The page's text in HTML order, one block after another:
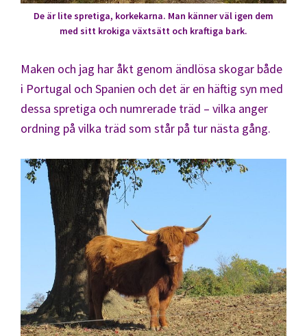
De är lite spretiga, korkekarna. Man känner väl igen dem
med sitt krokiga växtsätt och kraftiga bark.
Maken och jag har åkt genom ändlösa skogar både
i Portugal och Spanien och det är en häftig syn med
dessa spretiga och numrerade träd – vilka anger
ordning på vilka träd som står på tur nästa gång.